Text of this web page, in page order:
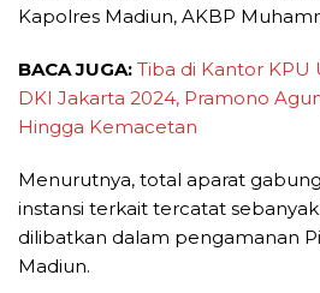
Kapolres Madiun, AKBP
BACA JUGA: Tiba di Kantor KPU
DKI Jakarta 2024, Pramono
Hingga Kemacetan
Menurutnya, total aparat
instansi terkait tercatat
dilibatkan dalam pengamanan
Madiun.